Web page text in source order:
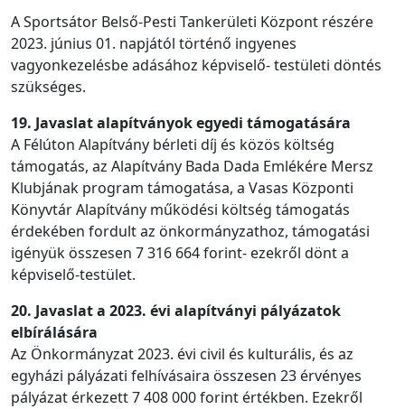
A Sportsátor Belső-Pesti Tankerületi Központ részére
2023. június 01. napjától történő ingyenes
vagyonkezelésbe adásához képviselő- testületi döntés
szükséges.
19. Javaslat alapítványok egyedi támogatására
A Félúton Alapítvány bérleti díj és közös költség
támogatás, az Alapítvány Bada Dada Emlékére Mersz
Klubjának program támogatása, a Vasas Központi
Könyvtár Alapítvány működési költség támogatás
érdekében fordult az önkormányzathoz, támogatási
igényük összesen 7 316 664 forint- ezekről dönt a
képviselő-testület.
20. Javaslat a 2023. évi alapítványi pályázatok
elbírálására
Az Önkormányzat 2023. évi civil és kulturális, és az
egyházi pályázati felhívásaira összesen 23 érvényes
pályázat érkezett 7 408 000 forint értékben. Ezekről